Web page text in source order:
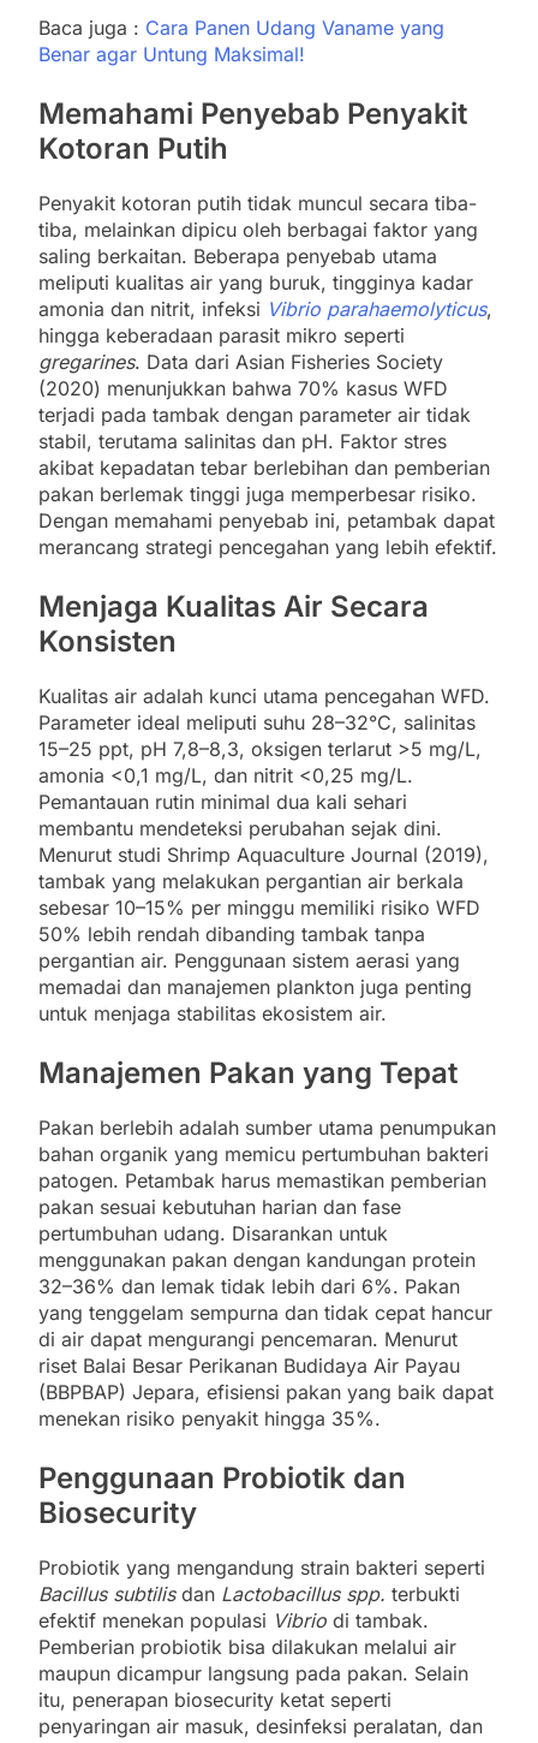
Baca juga : Cara Panen Udang Vaname yang
Benar agar Untung Maksimal!
Memahami Penyebab Penyakit
Kotoran Putih
Penyakit kotoran putih tidak muncul secara tiba-
tiba, melainkan dipicu oleh berbagai faktor yang
saling berkaitan. Beberapa penyebab utama
meliputi kualitas air yang buruk, tingginya kadar
amonia dan nitrit, infeksi Vibrio parahaemolyticus,
hingga keberadaan parasit mikro seperti
gregarines. Data dari Asian Fisheries Society
(2020) menunjukkan bahwa 70% kasus WFD
terjadi pada tambak dengan parameter air tidak
stabil, terutama salinitas dan pH. Faktor stres
akibat kepadatan tebar berlebihan dan pemberian
pakan berlemak tinggi juga memperbesar risiko.
Dengan memahami penyebab ini, petambak dapat
merancang strategi pencegahan yang lebih efektif.
Menjaga Kualitas Air Secara
Konsisten
Kualitas air adalah kunci utama pencegahan WFD.
Parameter ideal meliputi suhu 28–32°C, salinitas
15–25 ppt, pH 7,8–8,3, oksigen terlarut >5 mg/L,
amonia <0,1 mg/L, dan nitrit <0,25 mg/L.
Pemantauan rutin minimal dua kali sehari
membantu mendeteksi perubahan sejak dini.
Menurut studi Shrimp Aquaculture Journal (2019),
tambak yang melakukan pergantian air berkala
sebesar 10–15% per minggu memiliki risiko WFD
50% lebih rendah dibanding tambak tanpa
pergantian air. Penggunaan sistem aerasi yang
memadai dan manajemen plankton juga penting
untuk menjaga stabilitas ekosistem air.
Manajemen Pakan yang Tepat
Pakan berlebih adalah sumber utama penumpukan
bahan organik yang memicu pertumbuhan bakteri
patogen. Petambak harus memastikan pemberian
pakan sesuai kebutuhan harian dan fase
pertumbuhan udang. Disarankan untuk
menggunakan pakan dengan kandungan protein
32–36% dan lemak tidak lebih dari 6%. Pakan
yang tenggelam sempurna dan tidak cepat hancur
di air dapat mengurangi pencemaran. Menurut
riset Balai Besar Perikanan Budidaya Air Payau
(BBPBAP) Jepara, efisiensi pakan yang baik dapat
menekan risiko penyakit hingga 35%.
Penggunaan Probiotik dan
Biosecurity
Probiotik yang mengandung strain bakteri seperti
Bacillus subtilisdan Lactobacillus spp. terbukti
efektif menekan populasi Vibrio di tambak.
Pemberian probiotik bisa dilakukan melalui air
maupun dicampur langsung pada pakan. Selain
itu, penerapan biosecurity ketat seperti
penyaringan air masuk, desinfeksi peralatan, dan